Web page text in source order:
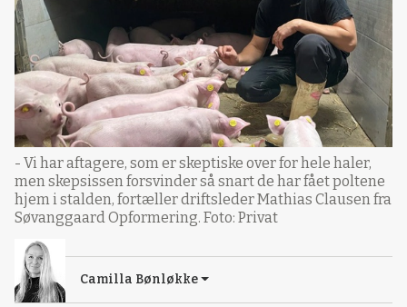
- Vi har aftagere, som er skeptiske over for hele haler,
men skepsissen forsvinder så snart de har fået poltene
hjem i stalden, fortæller driftsleder Mathias Clausen fra
Søvanggaard Opformering. Foto: Privat
Camilla Bønløkke